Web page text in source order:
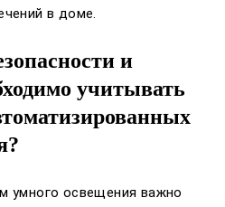
в доме.
и
учитывать
умного освещения важно